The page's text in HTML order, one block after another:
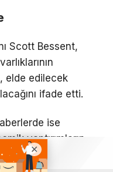
Donald Trump’tan İran’a sert mesaj: “Başka seçeneğiniz yok”
Scott Bessent,
elde edilecek
ifade etti.
ise
yaptırımların
daha etkili